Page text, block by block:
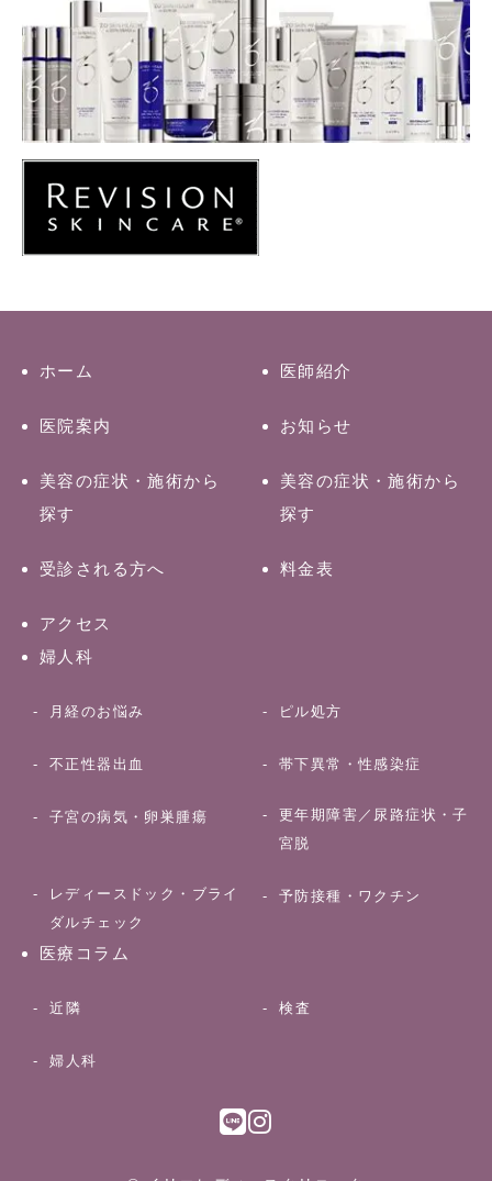
ホーム 医師紹介
医院案内 お知らせ
美容の症状・施術から
探す
美容の症状・施術から
探す
受診される方へ 料金表
アクセス
婦人科
月経のお悩み ピル処方
不正性器出血 帯下異常・性感染症
子宮の病気・卵巣腫瘍
更年期障害／尿路症状・子
宮脱
レディースドック・ブライ
ダルチェック
予防接種・ワクチン
医療コラム
近隣 検査
婦人科